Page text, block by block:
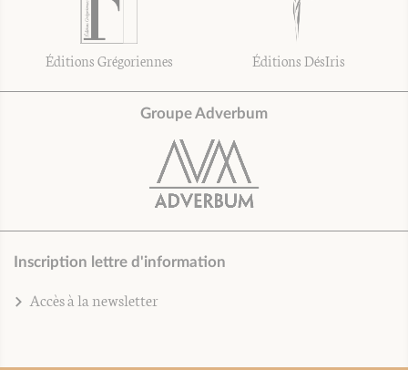
Éditions Grégoriennes Éditions DésIris
Groupe Adverbum
Inscription lettre d'information
Accès à la newsletter